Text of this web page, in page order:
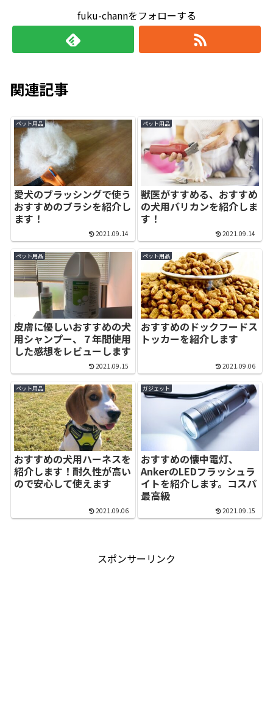
fuku-channをフォローする
関連記事
ペット用品
愛犬のブラッシングで使う
おすすめのブラシを紹介し
ます！
2021.09.14
ペット用品
獣医がすすめる、おすすめ
の犬用バリカンを紹介しま
す！
2021.09.14
ペット用品
皮膚に優しいおすすめの犬
用シャンプー、７年間使用
した感想をレビューします
2021.09.15
ペット用品
おすすめのドックフードス
トッカーを紹介します
2021.09.06
ペット用品
おすすめの犬用ハーネスを
紹介します！耐久性が高い
ので安心して使えます
2021.09.06
ガジェット
おすすめの懐中電灯、
AnkerのLEDフラッシュラ
イトを紹介します。コスパ
最高級
2021.09.15
スポンサーリンク